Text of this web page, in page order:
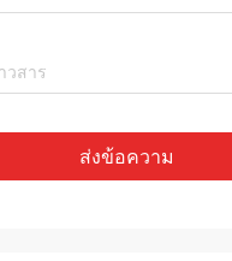
ส่งข้อความ